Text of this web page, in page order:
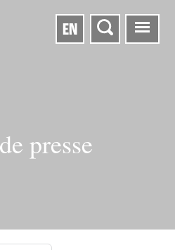
EN
presse